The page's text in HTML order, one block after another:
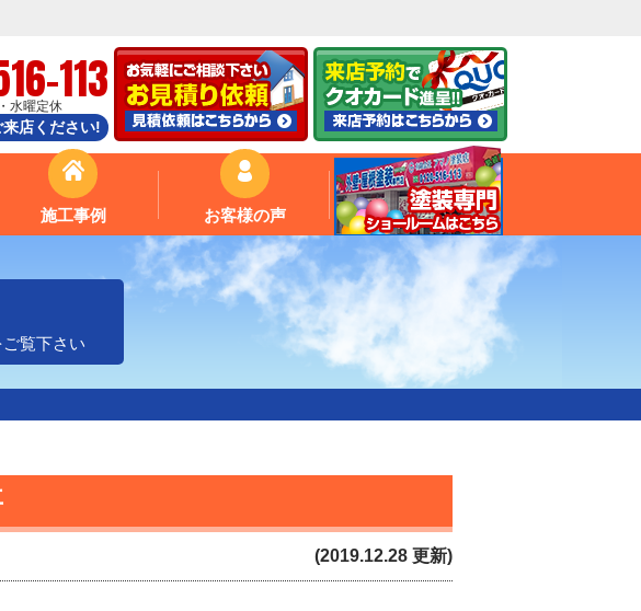
113
水曜定休
店ください!
施工事例 お客様の声
覧下さい
(2019.12.28 更新)